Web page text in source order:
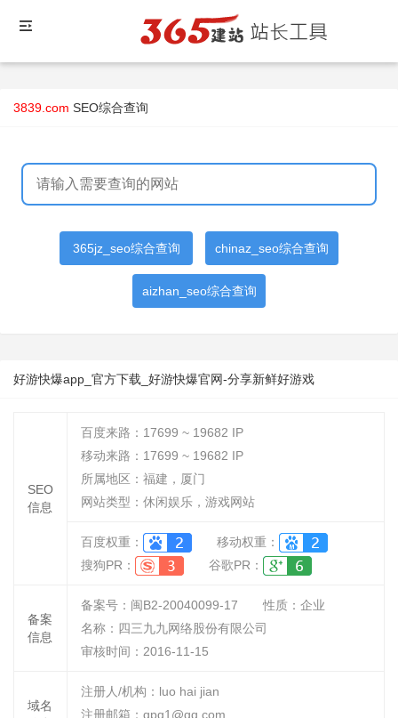
3839.com SEO综合查询
365jz_seo综合查询 chinaz_seo综合查询
aizhan_seo综合查询
好游快爆app_官方下载_好游快爆官网-分享新鲜好游戏
SEO
信息
百度来路： 17699 ~ 19682 IP
移动来路： 17699 ~ 19682 IP
所属地区：福建，厦门
网站类型：休闲娱乐，游戏网站
百度权重：
移动权重：
搜狗PR：
谷歌PR：
备案
信息
备案号：闽B2-20040099-17 性质： 企业
名称： 四三九九网络股份有限公司
审核时间： 2016-11-15
域名
注册人/机构：luo hai jian
注册邮箱：qpg1@qq.com